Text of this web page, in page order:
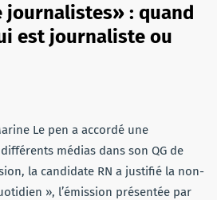
journalistes» : quand
est journaliste ou
Le pen a accordé une
médias dans son QG de
la candidate RN a justifié la non-
», l’émission présentée par